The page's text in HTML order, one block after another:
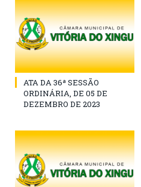
ATA DA 36ª SESSÃO
ORDINÁRIA, DE 05 DE
DEZEMBRO DE 2023